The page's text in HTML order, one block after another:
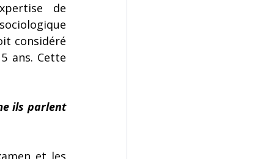
de
considéré
ans. Cette
ils parlent
et les